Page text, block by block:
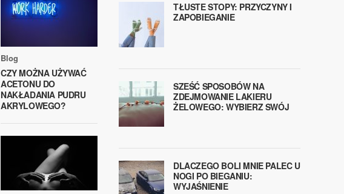
Blog
CZY MOŻNA UŻYWAĆ
ACETONU DO
NAKŁADANIA PUDRU
AKRYLOWEGO?
TŁUSTE STOPY: PRZYCZYNY I
ZAPOBIEGANIE
SZEŚĆ SPOSOBÓW NA
ZDEJMOWANIE LAKIERU
ŻELOWEGO: WYBIERZ SWÓJ
DLACZEGO BOLI MNIE PALEC U
NOGI PO BIEGANIU:
WYJAŚNIENIE